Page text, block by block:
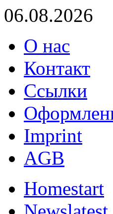
06.08.2026
О нас
Контакт
Ссылки
Imprint
AGB
Homestart